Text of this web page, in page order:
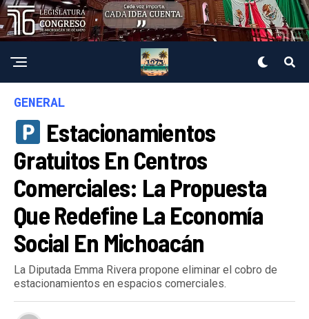
GENERAL
Estacionamientos
Gratuitos En Centros
Comerciales: La Propuesta
Que Redefine La Economía
Social En Michoacán
La Diputada Emma Rivera propone eliminar el cobro de
estacionamientos en espacios comerciales.